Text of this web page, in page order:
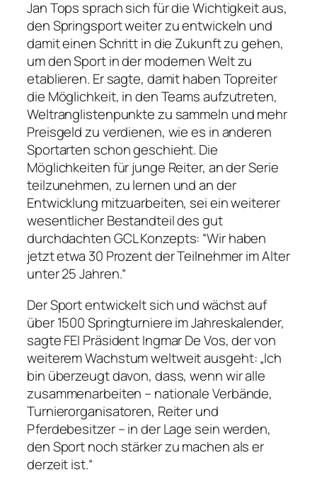
Jan Tops sprach sich für die Wichtigkeit aus,
den Springsport weiter zu entwickeln und
damit einen Schritt in die Zukunft zu gehen,
um den Sport in der modernen Welt zu
etablieren. Er sagte, damit haben Topreiter
die Möglichkeit, in den Teams aufzutreten,
Weltranglistenpunkte zu sammeln und mehr
Preisgeld zu verdienen, wie es in anderen
Sportarten schon geschieht. Die
Möglichkeiten für junge Reiter, an der Serie
teilzunehmen, zu lernen und an der
Entwicklung mitzuarbeiten, sei ein weiterer
wesentlicher Bestandteil des gut
durchdachten GCL Konzepts: “Wir haben
jetzt etwa 30 Prozent der Teilnehmer im Alter
unter 25 Jahren.“
Der Sport entwickelt sich und wächst auf
über 1500 Springturniere im Jahreskalender,
sagte FEI Präsident Ingmar De Vos, der von
weiterem Wachstum weltweit ausgeht: „Ich
bin überzeugt davon, dass, wenn wir alle
zusammenarbeiten – nationale Verbände,
Turnierorganisatoren, Reiter und
Pferdebesitzer – in der Lage sein werden,
den Sport noch stärker zu machen als er
derzeit ist.“